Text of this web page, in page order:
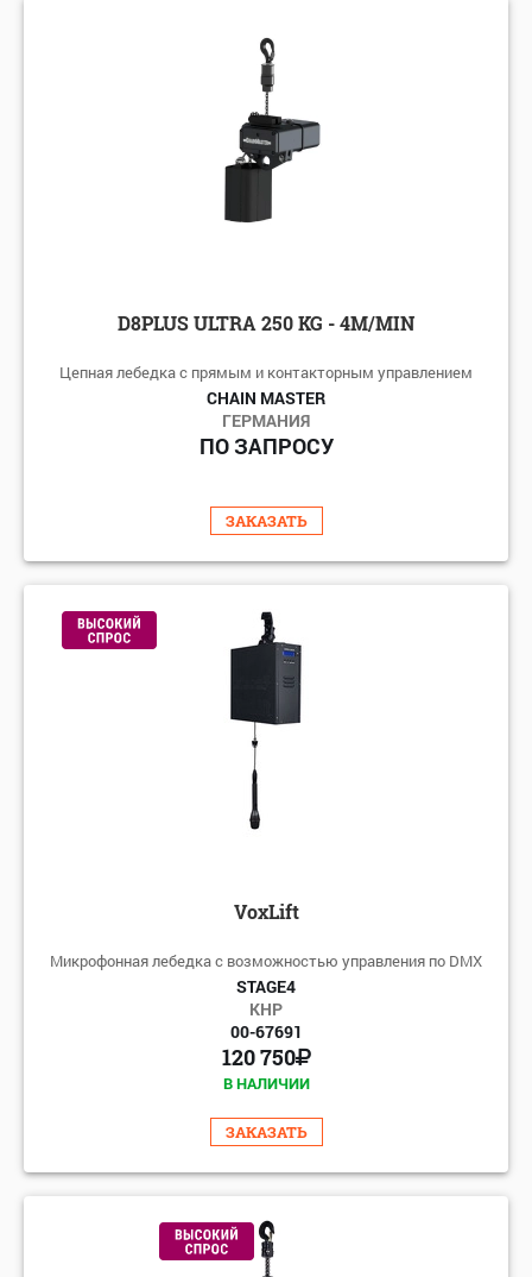
D8PLUS ULTRA 250 KG - 4M/MIN
Цепная лебедка с прямым и контакторным управлением
CHAIN MASTER
ГЕРМАНИЯ
ПО ЗАПРОСУ
ЗАКАЗАТЬ
VoxLift
Микрофонная лебедка с возможностью управления по DMX
STAGE4
КНР
00-67691
120 750
В НАЛИЧИИ
ЗАКАЗАТЬ